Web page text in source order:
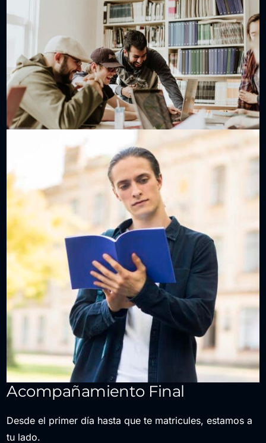
Acompañamiento Final
Desde el primer día hasta que te matricules, estamos a
tu lado.